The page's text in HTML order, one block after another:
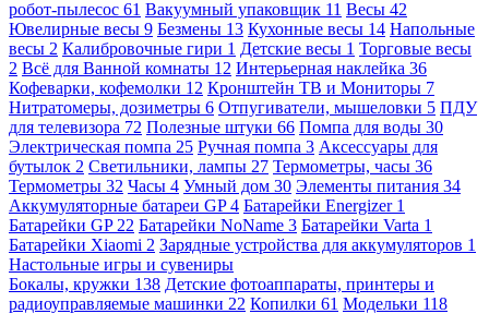
робот-пылесос 61 Вакуумный упаковщик 11 Весы 42
Ювелирные весы 9 Безмены 13 Кухонные весы 14 Напольные
весы 2 Калибровочные гири 1 Детские весы 1 Торговые весы
2 Всё для Ванной комнаты 12 Интерьерная наклейка 36
Кофеварки, кофемолки 12 Кронштейн ТВ и Мониторы 7
Нитратомеры, дозиметры 6 Отпугиватели, мышеловки 5 ПДУ
для телевизора 72 Полезные штуки 66 Помпа для воды 30
Электрическая помпа 25 Ручная помпа 3 Аксессуары для
бутылок 2 Светильники, лампы 27 Термометры, часы 36
Термометры 32 Часы 4 Умный дом 30 Элементы питания 34
Аккумуляторные батареи GP4 Батарейки Energizer 1
Батарейки GP 22 Батарейки NoName 3 Батарейки Varta 1
Батарейки Xiaomi 2 Зарядные устройства для аккумуляторов 1
Настольные игры и сувениры
Бокалы, кружки 138 Детские фотоаппараты, принтеры и
радиоуправляемые машинки 22 Копилки 61 Модельки 118